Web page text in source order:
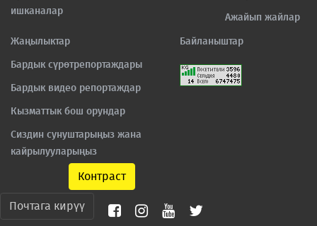
ишканалар
Ажайып жайлар
Жаңылыктар
Бардык сүрөтрепортаждары
Бардык видео репортаждар
Кызматтык бош орундар
Сиздин сунуштарыңыз жана
кайрылууларыңыз
Байланыштар
Контраст
Почтага кирүү